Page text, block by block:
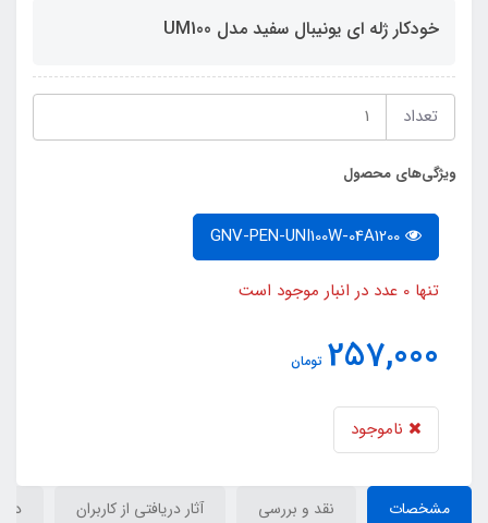
خودکار ژله ای یونیبال سفید مدل UM100
تعداد
ویژگی‌های محصول
تنها 0 عدد در انبار موجود است
257,000 تومان
ناموجود
مشخصات نقد و بررسی آثار دریافتی از کاربران